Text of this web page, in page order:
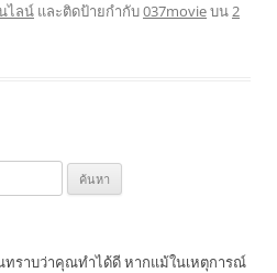
ไลน์ และติดป้ายกำกับ037movieบน2
ราบว่าคุณทำได้ดี หากแม้ในเหตุการณ์